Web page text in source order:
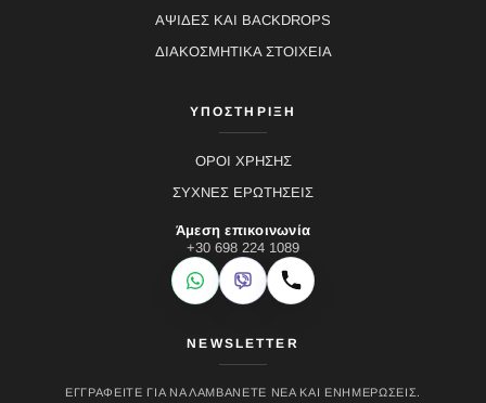
ΑΨΙΔΕΣ ΚΑΙ BACKDROPS
ΔΙΑΚΟΣΜΗΤΙΚΑ ΣΤΟΙΧΕΙΑ
ΥΠΟΣΤΗΡΙΞΗ
ΟΡΟΙ ΧΡΗΣΗΣ
ΣΥΧΝΕΣ ΕΡΩΤΗΣΕΙΣ
Άμεση επικοινωνία
+30 698 224 1089
WhatsApp
Viber Κλήση
NEWSLETTER
ΕΓΓΡΑΦΕΊΤΕ ΓΙΑ ΝΑ ΛΑΜΒΆΝΕΤΕ ΝΈΑ ΚΑΙ ΕΝΗΜΕΡΏΣΕΙΣ.